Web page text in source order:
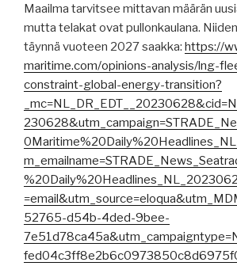
Maailma tarvitsee mittavan määrän
mutta telakat ovat pullonkaulana.
täynnä vuoteen 2027 saakka: https://
maritime.com/opinions-analysis/lng-
constraint-global-energy-transition?
52765-d54b-4ded-9bee-